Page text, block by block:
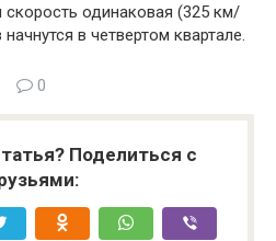
скорость одинаковая (325 км/
в четвертом квартале.
0
Поделиться с